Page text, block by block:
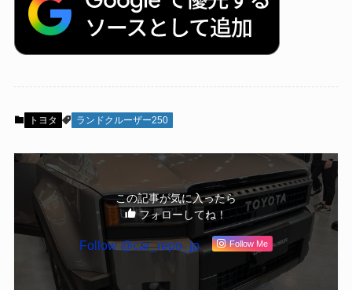
トヨタ ランドクルーザー250
この記事が気に入ったら
フォローしてね！
Follow @car_repo_jp Follow Me